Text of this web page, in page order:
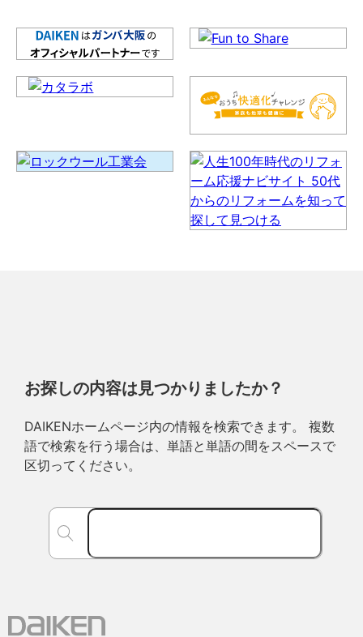
お探しの内容は見つかりましたか？
DAIKENホームページ内の情報を検索できます。 複数
語で検索を行う場合は、単語と単語の間をスペースで
区切ってください。